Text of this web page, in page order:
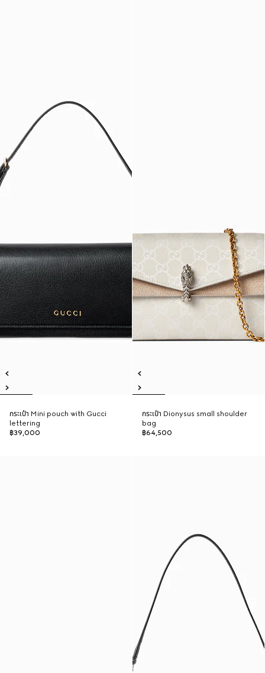
กระเป๋า Mini pouch with Gucci
lettering
฿39,000
กระเป๋า Dionysus small shoulder
bag
฿64,500